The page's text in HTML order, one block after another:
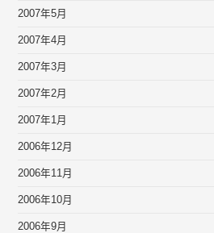
2007年5月
2007年4月
2007年3月
2007年2月
2007年1月
2006年12月
2006年11月
2006年10月
2006年9月